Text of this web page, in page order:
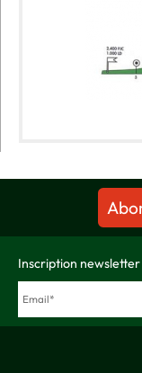
Inscription newsletter